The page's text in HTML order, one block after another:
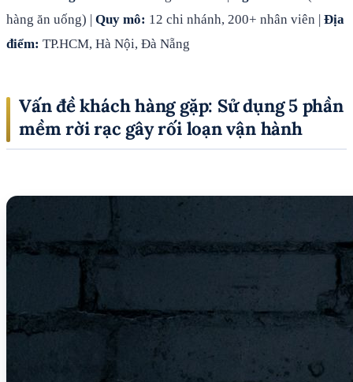
hàng ăn uống) | Quy mô: 12 chi nhánh, 200+ nhân viên | Địa
điểm: TP.HCM, Hà Nội, Đà Nẵng
Vấn đề khách hàng gặp: Sử dụng 5 phần
mềm rời rạc gây rối loạn vận hành